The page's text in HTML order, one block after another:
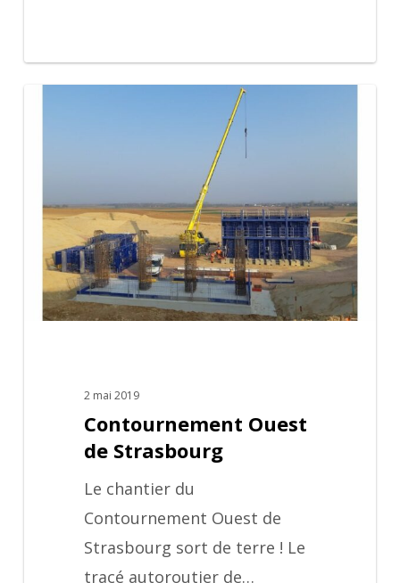
2 mai 2019
Contournement Ouest
de Strasbourg
Le chantier du
Contournement Ouest de
Strasbourg sort de terre ! Le
tracé autoroutier de…